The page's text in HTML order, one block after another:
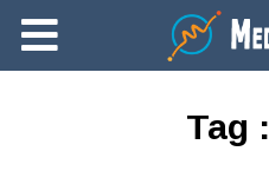
Ajouter du contenu
Tag :